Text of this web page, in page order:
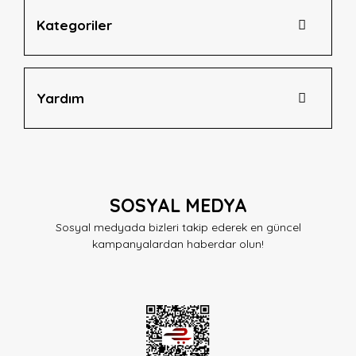
Kategoriler
Yardım
SOSYAL MEDYA
Sosyal medyada bizleri takip ederek en güncel
kampanyalardan haberdar olun!